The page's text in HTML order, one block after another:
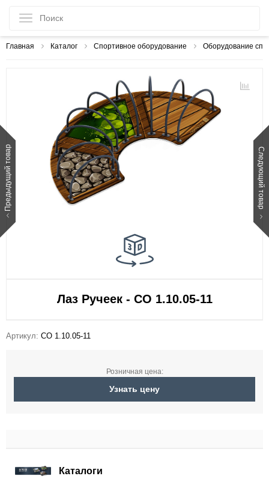
Главная Каталог Спортивное оборудование Оборудование
Предыдущий товар Следующий товар
Лаз Ручеек - СО 1.10.05-11
Артикул: СО 1.10.05-11
Розничная цена:
Узнать цену
Каталоги